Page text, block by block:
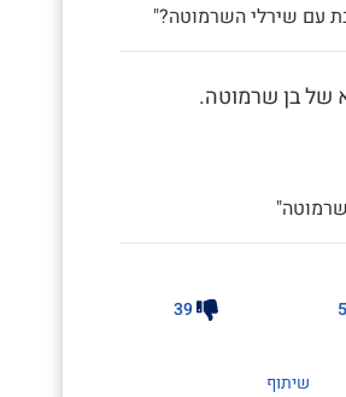
עם שירלי השרמוטה?"
39
שיתוף